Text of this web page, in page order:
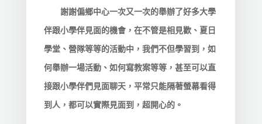
謝謝偏鄉中心一次又一次的舉辦了好多大學
伴跟小學伴見面的機會，在不管是相見歡、夏日
學堂、營隊等等的活動中，我們不但學習到，如
何舉辦一場活動、如何寫教案等等，甚至可以直
接跟小學伴們見面聊天，平常只能隔著螢幕看得
到人，都可以實際見面到，超開心的。